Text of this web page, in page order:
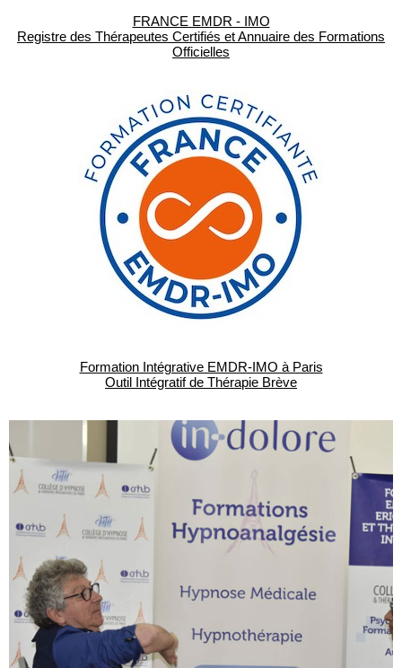
FRANCE EMDR - IMO
Registre des Thérapeutes Certifiés et Annuaire des Formations
Officielles
Formation Intégrative EMDR-IMO à Paris
Outil Intégratif de Thérapie Brève